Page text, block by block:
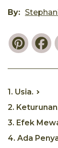
By:
1. Usia.
2.
3. Efek
4. Ada